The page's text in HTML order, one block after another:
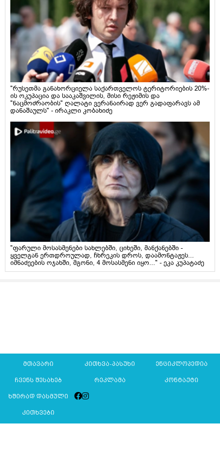
"რუსეთმა განახორციელა საქართველოს ტერიტორიების 20%-
ის ოკუპაცია და სააკაშვილის, მისი რეჟიმის და
"ნაცმოძრაობის" ღალატი ვერანაირად ვერ გადაფარავს ამ
დანაშაულს" - ირაკლი კობახიძე
"ფარული მოსასმენები სახლებში, ციხეში, მანქანებში -
ყველგან ერთდროულად, ჩხრეკის დროს, დაამონტაჟეს...
იმნაძეების ოჯახში, მგონი, 4 მოსასმენი იყო..." - ეკა კუპატაძე
მთავარი კითხვა-პასუხი ენციკლოპედია
ჩვენს შესახებ რეკლამა კონტაქტი
ხშირად დასმული
კითხვები